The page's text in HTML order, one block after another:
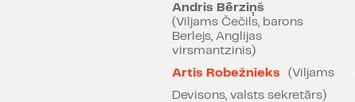
Andris Bērziņš
(Viljams Čečils, barons
Berlejs, Anglijas
virsmantzinis)
Artis Robežnieks
(Viljams
Devisons, valsts sekretārs)